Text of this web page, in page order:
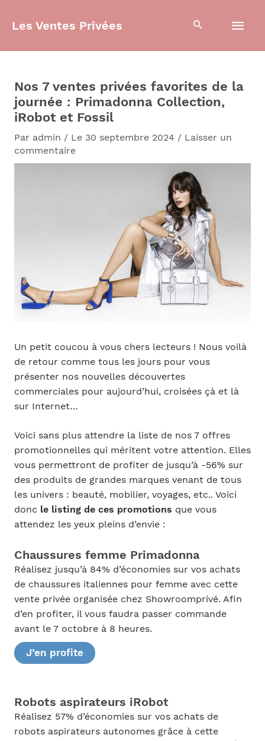
Les Ventes Privées
Nos 7 ventes privées favorites de la
journée : Primadonna Collection,
iRobot et Fossil
Par admin / Le 30 septembre 2024 / Laisser un
commentaire
Un petit coucou à vous chers lecteurs ! Nous voilà
de retour comme tous les jours pour vous
présenter nos nouvelles découvertes
commerciales pour aujourd’hui, croisées çà et là
sur Internet…
Voici sans plus attendre la liste de nos 7 offres
promotionnelles qui méritent votre attention. Elles
vous permettront de profiter de jusqu’à -56% sur
des produits de grandes marques venant de tous
les univers : beauté, mobilier, voyages, etc.. Voici
donc le listing de ces promotions que vous
attendez les yeux pleins d’envie :
Chaussures femme Primadonna
Réalisez jusqu’à 84% d’économies sur vos achats
de chaussures italiennes pour femme avec cette
vente privée organisée chez Showroomprivé. Afin
d’en profiter, il vous faudra passer commande
avant le 7 octobre à 8 heures.
J’en profite
Robots aspirateurs iRobot
Réalisez 57% d’économies sur vos achats de
robots aspirateurs autonomes grâce à cette